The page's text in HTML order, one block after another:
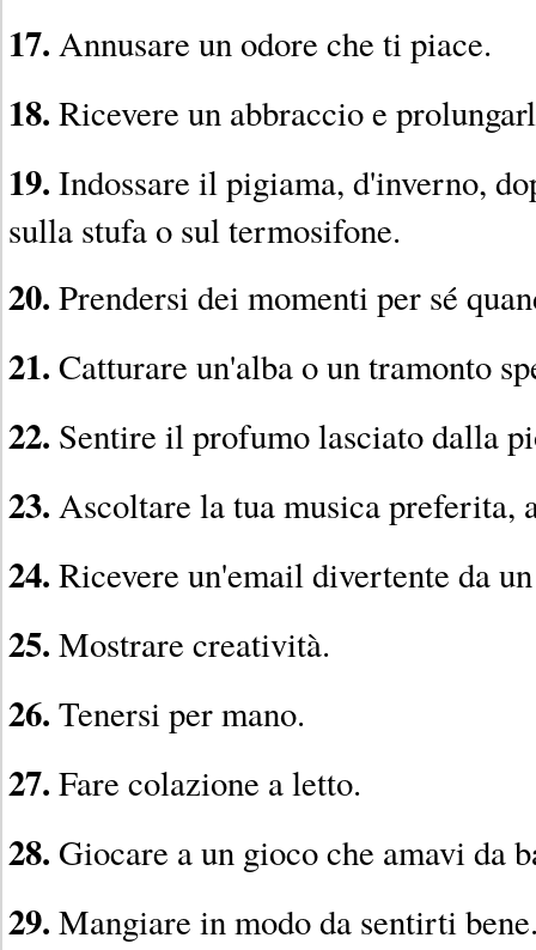
17. Annusare un odore che ti piace.
18. Ricevere un abbraccio e
19. Indossare il pigiama, d'inverno,
sulla stufa o sul termosifone.
20. Prendersi dei momenti per sé
21. Catturare un'alba o un tramonto
22. Sentire il profumo lasciato dalla
23. Ascoltare la tua musica preferita,
24. Ricevere un'email divertente da
25. Mostrare creatività.
26. Tenersi per mano.
27. Fare colazione a letto.
28. Giocare a un gioco che amavi da
29. Mangiare in modo da sentirti